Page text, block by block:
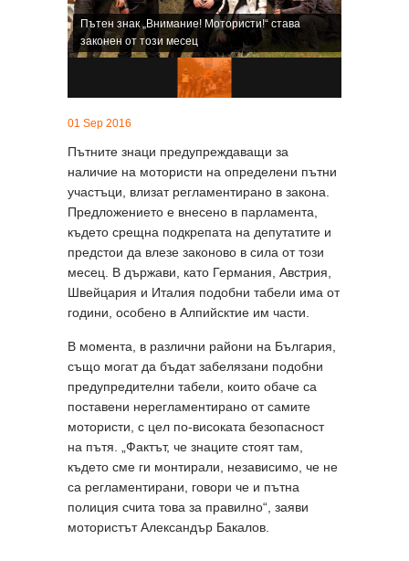
Пътен знак „Внимание! Mотористи!“ става
законен от този месец
01 Sep 2016
Пътните знаци предупреждаващи за
наличие на мотористи на определени пътни
участъци, влизат регламентирано в закона.
Предложението е внесено в парламента,
където срещна подкрепата на депутатите и
предстои да влезе законово в сила от този
месец. В държави, като Германия, Австрия,
Швейцария и Италия подобни табели има от
години, особено в Алпийсктие им части.
В момента, в различни райони на България,
също могат да бъдат забелязани подобни
предупредителни табели, които обаче са
поставени нерегламентирано от самите
мотористи, с цел по-високата безопасност
на пътя. „Фактът, че знаците стоят там,
където сме ги монтирали, независимо, че не
са регламентирани, говори че и пътна
полиция счита това за правилно“, заяви
мотористът Александър Бакалов.